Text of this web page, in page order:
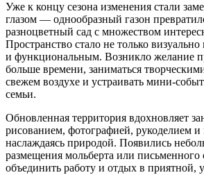
Уже к концу сезона изменения стали
глазом — однообразный газон
разноцветный сад с множеством
Пространство стало не только
и функциональным. Возникло желание
больше времени, заниматься
свежем воздухе и устраивать мини-
семьи.
Обновленная территория вдохновляет
рисованием, фотографией, рукоделием и
наслаждаясь природой. Появились
размещения мольберта или письменного
объединить работу и отдых в приятной,